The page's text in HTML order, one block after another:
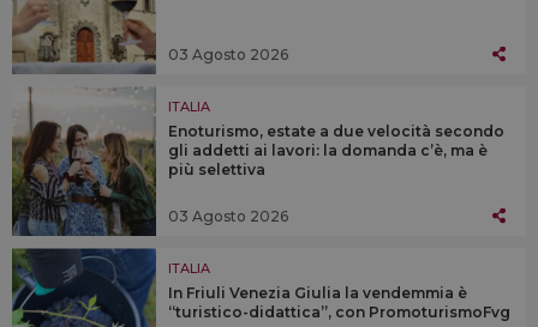
03 Agosto 2026
ITALIA
Enoturismo, estate a due velocità secondo
gli addetti ai lavori: la domanda c’è, ma è
più selettiva
03 Agosto 2026
ITALIA
In Friuli Venezia Giulia la vendemmia è
“turistico-didattica”, con PromoturismoFvg